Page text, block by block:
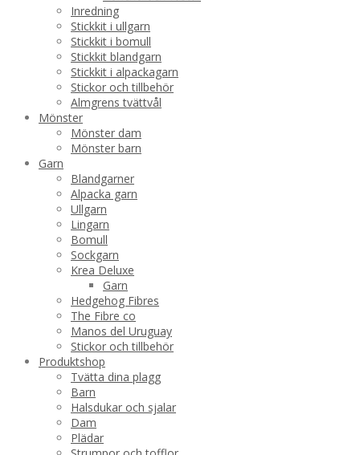
Inredning
Stickkit i ullgarn
Stickkit i bomull
Stickkit blandgarn
Stickkit i alpackagarn
Stickor och tillbehör
Almgrens tvättvål
Mönster
Mönster dam
Mönster barn
Garn
Blandgarner
Alpacka garn
Ullgarn
Lingarn
Bomull
Sockgarn
Krea Deluxe
Garn
Hedgehog Fibres
The Fibre co
Manos del Uruguay
Stickor och tillbehör
Produktshop
Tvätta dina plagg
Barn
Halsdukar och sjalar
Dam
Plädar